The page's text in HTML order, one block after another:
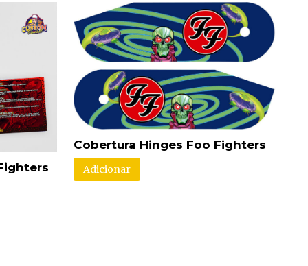
Cobertura Hinges Foo Fighters
Adicionar